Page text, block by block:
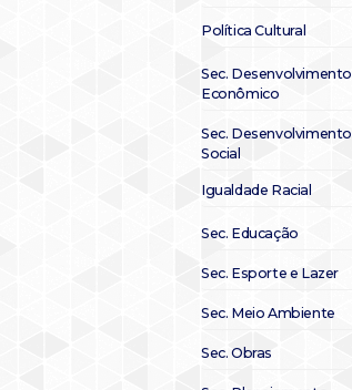
Política Cultural
Sec. Desenvolvimento
Econômico
Sec. Desenvolvimento
Social
Igualdade Racial
Sec. Educação
Sec. Esporte e Lazer
Sec. Meio Ambiente
Sec. Obras